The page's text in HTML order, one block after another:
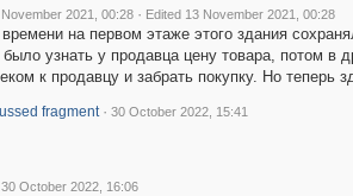
November 2021, 00:28 · Edited 13 November 2021, 00:28
на первом этаже этого здания
узнать у продавца цену товара, потом в
к продавцу и забрать покупку. Но теперь
fragment · 30 October 2022, 15:41
30 October 2022, 16:06